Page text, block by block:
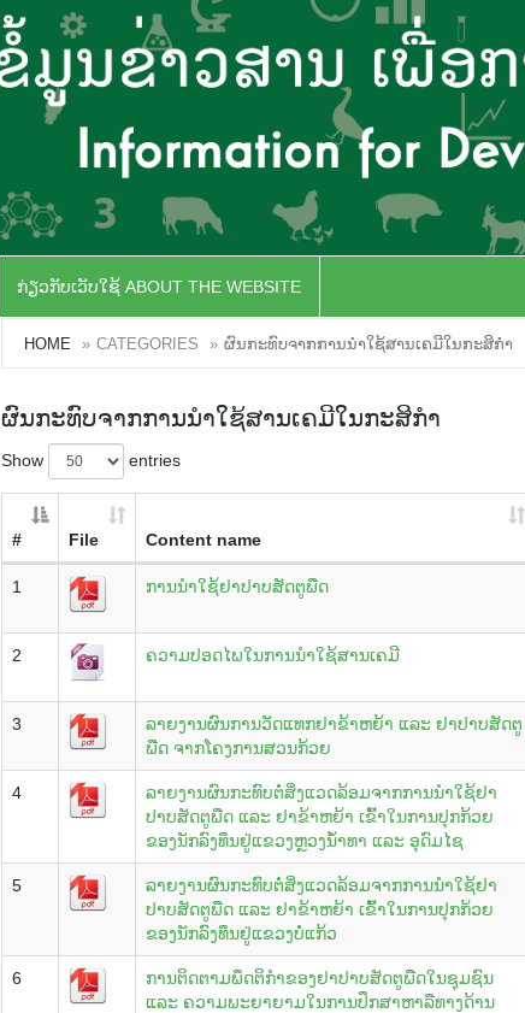
ກ່ຽວກັບເວັບໃຊ້ ABOUT THE WEBSITE
HOME CATEGORIES ຜົນກະທົບຈາກການນຳໃຊ້ສານເຄມີໃນກະສິກຳ
ຜົນກະທົບຈາກການນຳໃຊ້ສານເຄມີໃນກະສິກຳ
Show entries
# File Content name
1 ການນຳໃຊ້ຢາປາບສັດຕູພືດ
2 ຄວາມປອດໄພໃນການນຳໃຊ້ສານເຄມີ
3
ລາຍງານຜົນການວັດແທກຢາຂ້າຫຍ້າ ແລະ ຢາປາບສັດຕູ
ພືດ ຈາກໂຄງການສວນກ້ວຍ
4
ລາຍງານຜົນກະທົບຕໍ່ສິ່ງແວດລ້ອມຈາກການນຳໃຊ້ຢາ
ປາບສັດຕູພືດ ແລະ ຢາຂ້າຫຍ້າ ເຂົ້າໃນການປຸກກ້ວຍ
ຂອງນັກລົງທຶນຢູ່ແຂວງຫຼວງນ້ຳທາ ແລະ ອຸດົມໄຊ
5
ລາຍງານຜົນກະທົບຕໍ່ສິ່ງແວດລ້ອມຈາກການນຳໃຊ້ຢາ
ປາບສັດຕູພືດ ແລະ ຢາຂ້າຫຍ້າ ເຂົ້າໃນການປຸກກ້ວຍ
ຂອງນັກລົງທຶນຢູ່ແຂວງບໍ່ແກ້ວ
6
ການຕິດຕາມພຶດຕິກໍາຂອງຢາປາບສັດຕູພືດໃນຊຸມຊົນ
ແລະ ຄວາມພະຍາຍາມໃນການປຶກສາຫາລືທາງດ້ານ